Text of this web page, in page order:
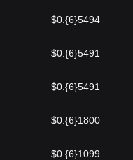
$0.{6}5494
$0.{6}5491
$0.{6}5491
$0.{6}1800
$0.{6}1099